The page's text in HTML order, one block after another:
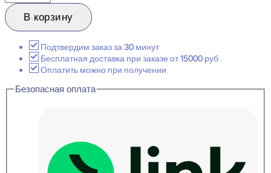
товара
Evroplast
1.50.201
потолочный
130x171x2000
В корзину
Подтвердим заказ за 30 минут
Бесплатная доставка при заказе от 15000 руб
Оплатить можно при получении
Безопасная оплата